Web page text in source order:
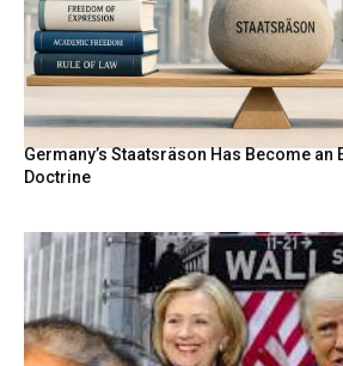
Germany’s Staatsräson Has Become an
Doctrine